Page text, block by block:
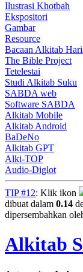
Ilustrasi Khotbah
Ekspositori
Gambar
Resource
Bacaan Alkitab
The Bible Project
Tetelestai
Studi Alkitab Suku
SABDA web
Software SABDA
Alkitab Mobile
Alkitab Android
BaDeNo
Alkitab GPT
Alki-TOP
Audio-Diglot
TIP #12: Klik ikon
dibuat dalam 0.14
dipersembahkan
Alkitab